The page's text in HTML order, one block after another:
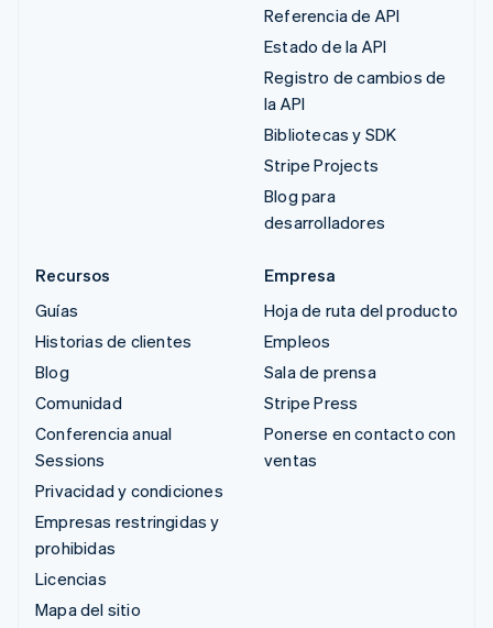
Referencia de API
Estado de la API
Registro de cambios de
la API
Bibliotecas y SDK
Stripe Projects
Blog para
desarrolladores
Recursos
Guías
Historias de clientes
Blog
Comunidad
Conferencia anual
Sessions
Privacidad y condiciones
Empresas restringidas y
prohibidas
Licencias
Mapa del sitio
Empresa
Hoja de ruta del producto
Empleos
Sala de prensa
Stripe Press
Ponerse en contacto con
ventas